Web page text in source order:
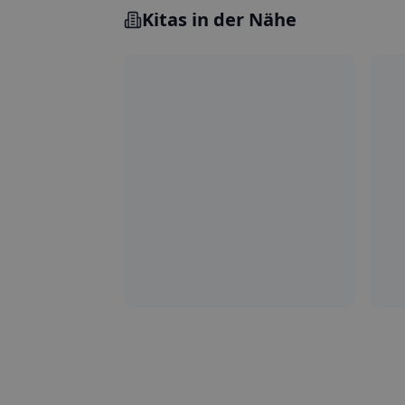
Kitas in der Nähe